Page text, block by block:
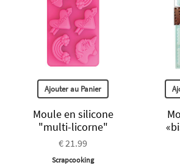
Ajouter au Panier
Moule en silicone
"multi-licorne"
€ 21.99
Scrapcooking